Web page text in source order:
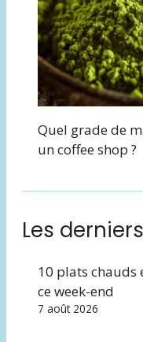
Quel grade de
un coffee shop ?
Les
10 plats chauds
ce week-end
7 août 2026